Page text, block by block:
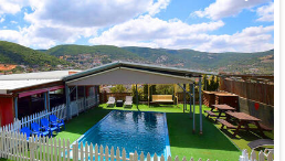
טוסטר אובן
פינת קפה
משחקי שולחן